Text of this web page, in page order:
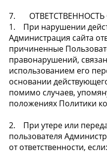
7. ОТВЕТСТВЕННОСТЬ
1. При нарушении
Администрация сайта
причиненные
правонарушений,
использованием его
основании
помимо случаев,
положениях Политики
2. При утере или
пользователя
от ответственности, если: